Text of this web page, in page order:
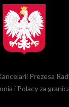
Prezesa
i Polacy za